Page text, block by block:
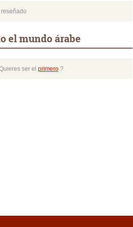
el mundo árabe
ser el primero?